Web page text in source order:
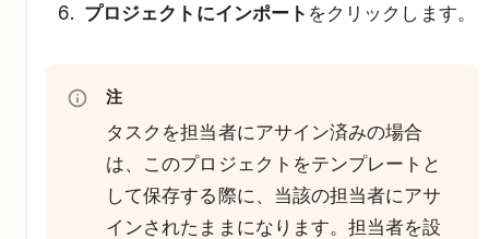
プロジェクトにインポート をクリックします。
注
タスクを担当者にアサイン済みの場合
は、このプロジェクトをテンプレートと
して保存する際に、当該の担当者にアサ
インされたままになります。担当者を設